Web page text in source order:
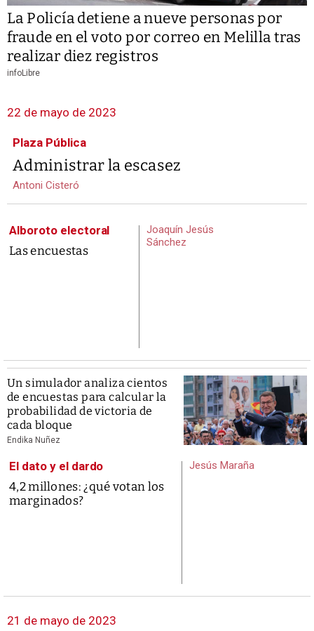
La Policía detiene a nueve personas por
fraude en el voto por correo en Melilla tras
realizar diez registros
infoLibre
22 de mayo de 2023
Plaza Pública
Administrar la escasez
Antoni Cisteró
Alboroto electoral
Las encuestas
Joaquín Jesús
Sánchez
Un simulador analiza cientos
de encuestas para calcular la
probabilidad de victoria de
cada bloque
Endika Nuñez
El dato y el dardo
4,2 millones: ¿qué votan los
marginados?
Jesús Maraña
21 de mayo de 2023